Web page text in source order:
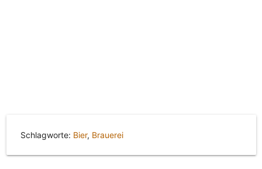
Schlagworte: Bier, Brauerei